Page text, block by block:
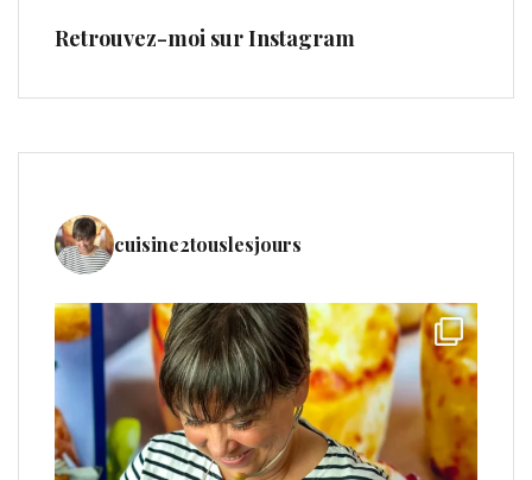
Retrouvez-moi sur Instagram
cuisine2touslesjours